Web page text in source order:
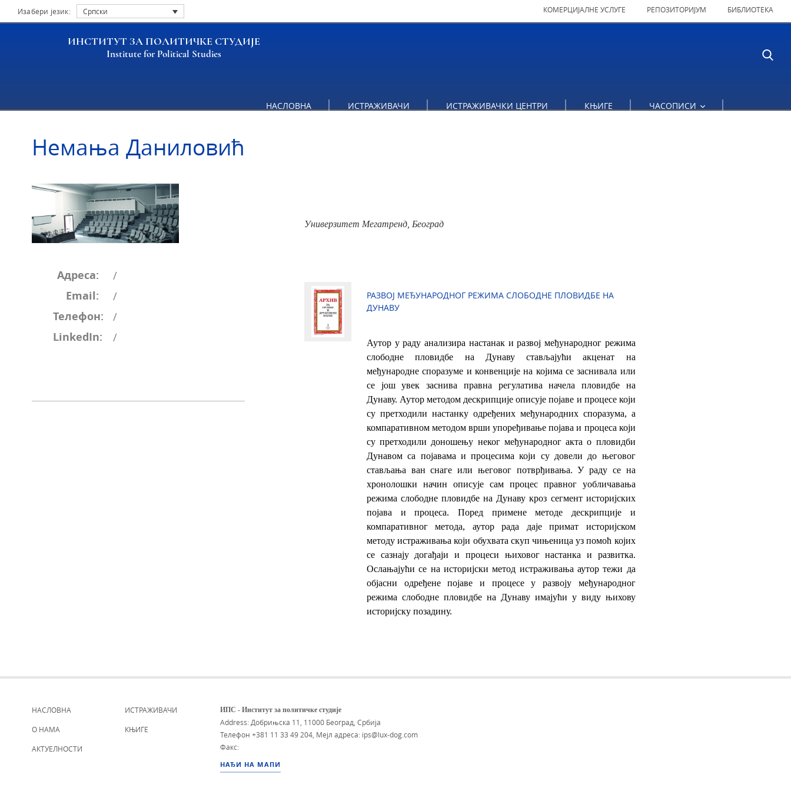
Изабери језик: Српски КОМЕРЦИЈАЛНЕ УСЛУГЕ РЕПОЗИТОРИЈУМ БИБЛИОТЕКА
ИНСТИТУТ ЗА ПОЛИТИЧКЕ СТУДИЈЕ
Institute for Political Studies
НАСЛОВНА ИСТРАЖИВАЧИ ИСТРАЖИВАЧКИ ЦЕНТРИ КЊИГЕ ЧАСОПИСИ
Немања Даниловић
Адреса: /
Email: /
Телефон: /
LinkedIn: /
Универзитет Мегатренд, Београд
РАЗВОЈ МЕЂУНАРОДНОГ РЕЖИМА СЛОБОДНЕ ПЛОВИДБЕ НА
ДУНАВУ
Аутор у раду анализира настанак и развој међународног режима
слободне пловидбе на Дунаву стављајући акценат на
међународне споразуме и конвенције на којима се заснивала или
се још увек заснива правна регулатива начела пловидбе на
Дунаву. Аутор методом дескрипције описује појаве и процесе који
су претходили настанку одређених међународних споразума, а
компаративном методом врши упоређивање појава и процеса који
су претходили доношењу неког међународног акта о пловидби
Дунавом са појавама и процесима који су довели до његовог
стављања ван снаге или његовог потврђивања. У раду се на
хронолошки начин описује сам процес правног уобличавања
режима слободне пловидбе на Дунаву кроз сегмент историјских
појава и процеса. Поред примене методе дескрипције и
компаративног метода, аутор рада даје примат историјском
методу истраживања који обухвата скуп чињеница уз помоћ којих
се сазнају догађаји и процеси њиховог настанка и развитка.
Ослањајући се на историјски метод истраживања аутор тежи да
објасни одређене појаве и процесе у развоју међународног
режима слободне пловидбе на Дунаву имајући у виду њихову
историјску позадину.
НАСЛОВНА
О НАМА
АКТУЕЛНОСТИ
ИСТРАЖИВАЧИ
КЊИГЕ
ИПС - Институт за политичке студије
Address: Добрињска 11, 11000 Београд, Србија
Телефон +381 11 33 49 204, Мејл адреса: ips@lux-dog.com
Факс:
НАЂИ НА МАПИ